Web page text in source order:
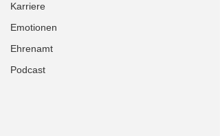
Karriere
Emotionen
Ehrenamt
Podcast